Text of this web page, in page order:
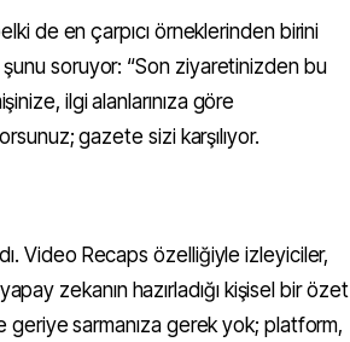
de en çarpıcı örneklerinden birini
soruyor: “Son ziyaretinizden bu
ilgi alanlarınıza göre
gazete sizi karşılıyor.
Video Recaps özelliğiyle izleyiciler,
zekanın hazırladığı kişisel bir özet
geriye sarmanıza gerek yok; platform,